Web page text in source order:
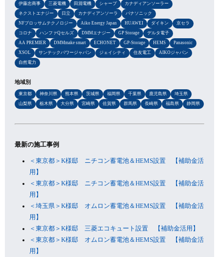
伊藤忠商事
三菱電機 田淵電機 シャープ
カナディアンソーラー
ネクストエナジー
日立 カナディアンソーラ
パナソニック
NFブロッサムテクノロジー
Aiko Energy Japan HUAWEI ダイキン
京セラ
コロナ
ハンファQセルズ DMMエナジー GP Storage
デルタ電子
AA PREMIER
DMMmake smart ECHONET GP-Storage HEMS
Panasonic
XSOL
サンテックパワージャパン ジェイシティ 住友電工
AIKOジャパン
自然電力
地域別
東京都 神奈川県 熊本県 茨城県 福岡県 千葉県 鹿児島県
埼玉県
山梨県
栃木県 大分県 宮崎県 佐賀県 群馬県 長崎県 福島県 静岡県
最新の施工事例
＜東京都＞K様邸 ニチコン蓄電池＆HEMS設置 【補助金活
用】
＜東京都＞K様邸 ニチコン蓄電池＆HEMS設置 【補助金活
用】
＜埼玉県＞K様邸 オムロン蓄電池＆HEMS設置 【補助金活
用】
＜東京都＞K様邸 三菱エコキュート設置 【補助金活用】
＜東京都＞K様邸 オムロン蓄電池＆HEMS設置 【補助金活
用】